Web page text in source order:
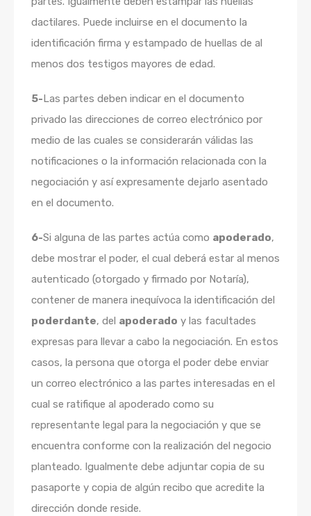
dactilares. Puede incluirse en el documento la
identificación firma y estampado de huellas de al
menos dos testigos mayores de edad.
5-Las partes deben indicar en el documento
privado las direcciones de correo electrónico por
medio de las cuales se considerarán válidas las
notificaciones o la información relacionada con la
negociación y así expresamente dejarlo asentado
en el documento.
6-Si alguna de las partes actúa como apoderado,
debe mostrar el poder, el cual deberá estar al menos
autenticado (otorgado y firmado por Notaría),
contener de manera inequívoca la identificación del
poderdante, del apoderado y las facultades
expresas para llevar a cabo la negociación. En estos
casos, la persona que otorga el poder debe enviar
un correo electrónico a las partes interesadas en el
cual se ratifique al apoderado como su
representante legal para la negociación y que se
encuentra conforme con la realización del negocio
planteado. Igualmente debe adjuntar copia de su
pasaporte y copia de algún recibo que acredite la
dirección donde reside.